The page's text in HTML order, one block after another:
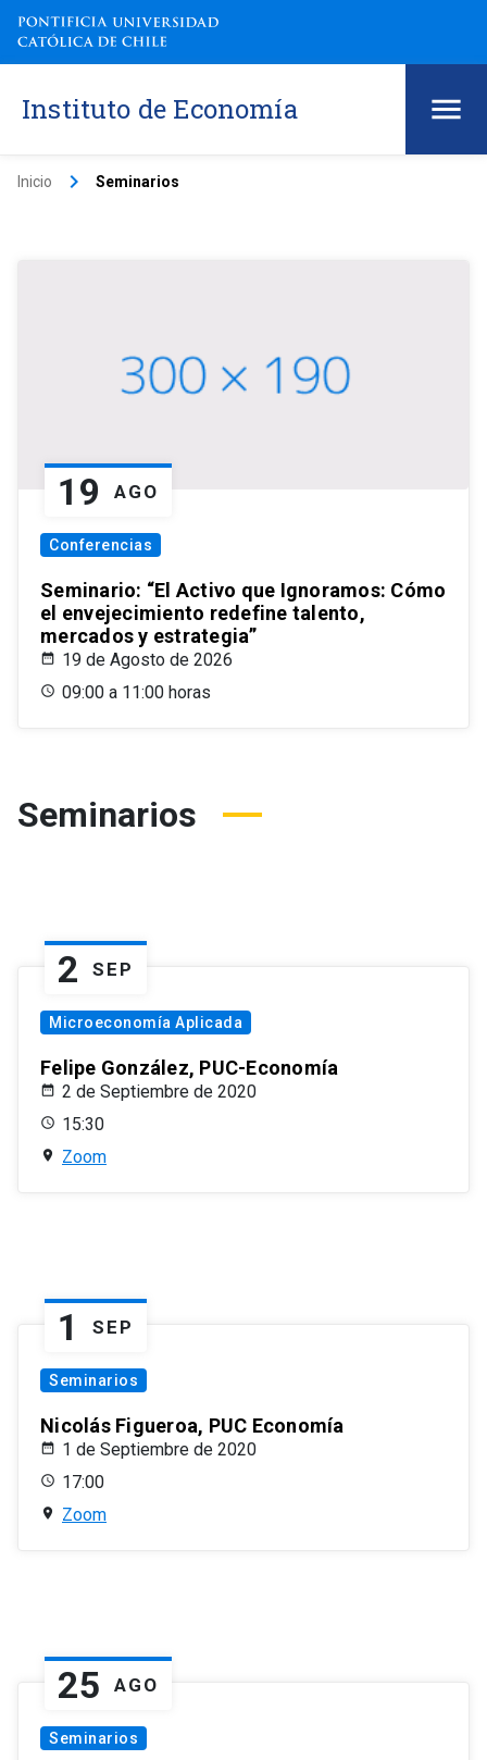
Instituto de Economía
Inicio keyboard_arrow_right Seminarios
19 AGO
Conferencias
Seminario: “El Activo que Ignoramos: Cómo
el envejecimiento redefine talento,
mercados y estrategia”
19 de Agosto de 2026
09:00 a 11:00 horas
Seminarios
2 SEP
Microeconomía Aplicada
Felipe González, PUC-Economía
2 de Septiembre de 2020
15:30
Zoom
1 SEP
Seminarios
Nicolás Figueroa, PUC Economía
1 de Septiembre de 2020
17:00
Zoom
25 AGO
Seminarios